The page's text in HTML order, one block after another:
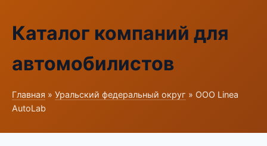
Каталог компаний для
автомобилистов
Главная » Уральский федеральный округ » ООО Linea
AutoLab